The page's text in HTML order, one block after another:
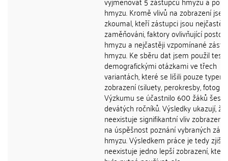
hmyzu. Kromě vlivů na zobrazení
zkoumal, kteří zástupci jsou nejčastěji
zaměňováni, faktory ovlivňující
hmyzu a nejčastěji vzpomínané
hmyzu. Ke sběru dat jsem použil test
demografickými otázkami ve třech
variantách, které se lišili pouze typem
zobrazení (siluety, perokresby,
Výzkumu se účastnilo 600 žáků
devátých ročníků. Výsledky ukazují, že
neexistuje signifikantní vliv zobrazení
na úspěšnost poznání vybraných
hmyzu. Výsledkem práce je tedy
neexistuje jedno lepší zobrazení,